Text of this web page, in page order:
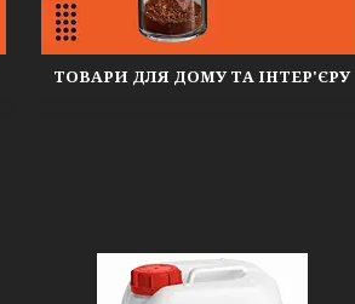
ТОВАРИ ДЛЯ ДОМУ ТА ІНТЕР'ЄРУ